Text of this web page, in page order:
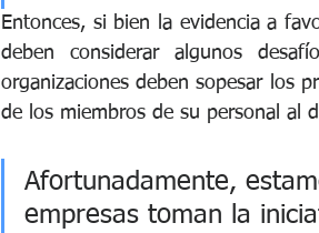
Entonces, si bien la evidencia a
deben considerar algunos
organizaciones deben sopesar los
de los miembros de su personal al
Afortunadamente,
empresas toman la